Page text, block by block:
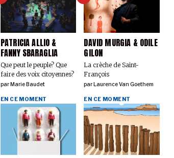
PATRICIA ALLIO &
FANNY SBARAGLIA
Que peut le peuple? Que
faire des voix citoyennes?
parMarie Baudet
DAVID MURGIA & ODILE
GILON
La crèche de Saint-
François
parLaurence Van Goethem
EN CE MOMENT EN CE MOMENT